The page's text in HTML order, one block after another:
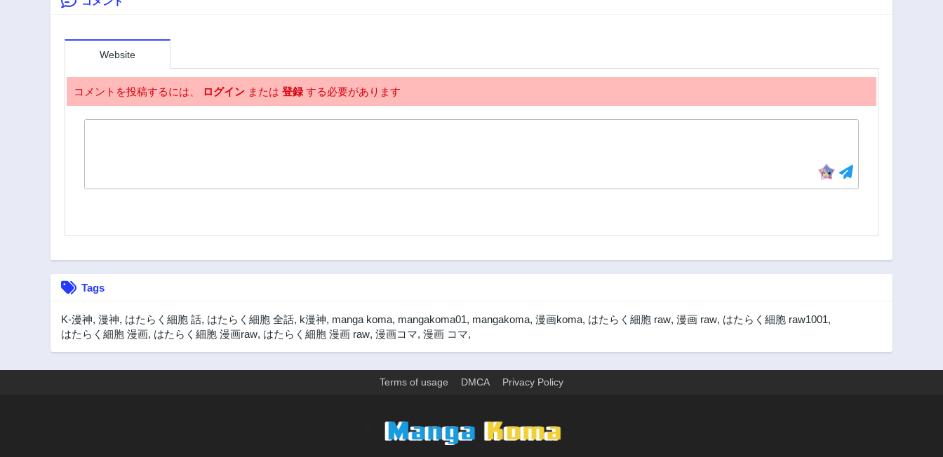
Website
コメントを投稿するには、 ログイン または 登録する必要があります
Tags
K-漫神, 漫神, はたらく細胞 話, はたらく細胞 全話, k漫神, manga koma, mangakoma01, mangakoma, 漫画koma, はたらく細胞 raw, 漫画 raw, はたらく細胞 raw1001,
はたらく細胞 漫画, はたらく細胞 漫画raw, はたらく細胞 漫画 raw, 漫画コマ, 漫画 コマ,
Terms of usage DMCA Privacy Policy